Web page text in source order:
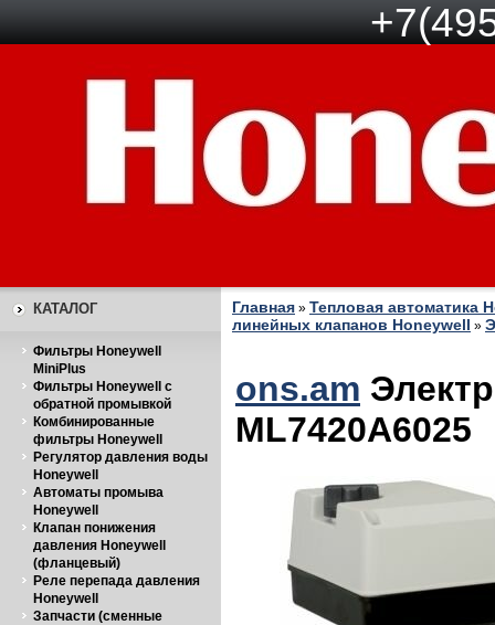
КАТАЛОГ
Фильтры Honeywell
MiniPlus
Фильтры Honeywell с
обратной промывкой
Комбинированные
фильтры Honeywell
Регулятор давления воды
Honeywell
Автоматы промыва
Honeywell
Клапан понижения
давления Honeywell
(фланцевый)
Реле перепада давления
Honeywell
Запчасти (сменные
Главная » Тепловая автоматика
линейных клапанов Honeywell »
ons.am
ML7420A6025